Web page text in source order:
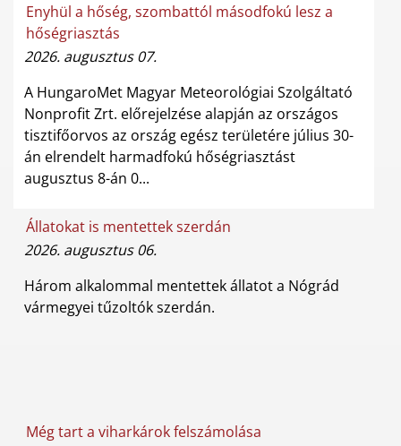
Enyhül a hőség, szombattól másodfokú lesz a
hőségriasztás
2026. augusztus 07.
A HungaroMet Magyar Meteorológiai Szolgáltató
Nonprofit Zrt. előrejelzése alapján az országos
tisztifőorvos az ország egész területére július 30-
án elrendelt harmadfokú hőségriasztást
augusztus 8-án 0...
Állatokat is mentettek szerdán
2026. augusztus 06.
Három alkalommal mentettek állatot a Nógrád
vármegyei tűzoltók szerdán.
Még tart a viharkárok felszámolása